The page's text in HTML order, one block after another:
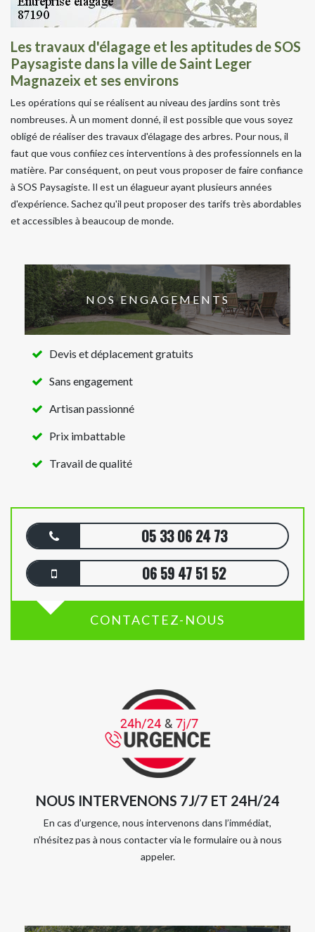
Les travaux d'élagage et les aptitudes de SOS
Paysagiste dans la ville de Saint Leger
Magnazeix et ses environs
Les opérations qui se réalisent au niveau des jardins sont très
nombreuses. À un moment donné, il est possible que vous soyez
obligé de réaliser des travaux d'élagage des arbres. Pour nous, il
faut que vous confiiez ces interventions à des professionnels en la
matière. Par conséquent, on peut vous proposer de faire confiance
à SOS Paysagiste. Il est un élagueur ayant plusieurs années
d'expérience. Sachez qu'il peut proposer des tarifs très abordables
et accessibles à beaucoup de monde.
NOS ENGAGEMENTS
Devis et déplacement gratuits
Sans engagement
Artisan passionné
Prix imbattable
Travail de qualité
05 33 06 24 73
06 59 47 51 52
CONTACTEZ-NOUS
NOUS INTERVENONS 7J/7 ET 24H/24
En cas d’urgence, nous intervenons dans l’immédiat,
n’hésitez pas à nous contacter via le formulaire ou à nous
appeler.